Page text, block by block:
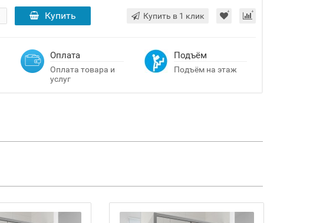
Купить Купить в 1 клик
Оплата
Оплата товара и
услуг
Подъём
Подъём на этаж